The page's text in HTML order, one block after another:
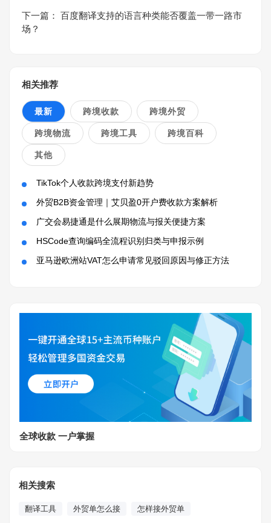
下一篇： 百度翻译支持的语言种类能否覆盖一带一路市
场？
相关推荐
最新 跨境收款 跨境外贸
跨境物流 跨境工具 跨境百科
其他
TikTok个人收款跨境支付新趋势
外贸B2B资金管理｜艾贝盈0开户费收款方案解析
广交会易捷通是什么展期物流与报关便捷方案
HSCode查询编码全流程识别归类与申报示例
亚马逊欧洲站VAT怎么申请常见驳回原因与修正方法
全球收款 一户掌握
相关搜索
翻译工具 外贸单怎么接 怎样接外贸单